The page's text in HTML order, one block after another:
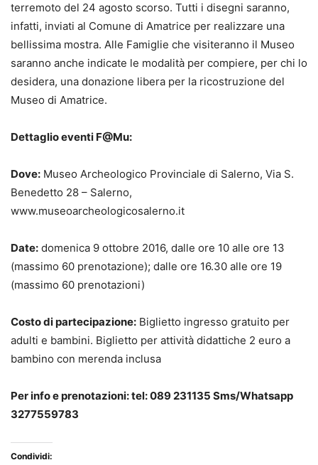
terremoto del 24 agosto scorso. Tutti i disegni saranno,
infatti, inviati al Comune di Amatrice per realizzare una
bellissima mostra. Alle Famiglie che visiteranno il Museo
saranno anche indicate le modalità per compiere, per chi lo
desidera, una donazione libera per la ricostruzione del
Museo di Amatrice.
Dettaglio eventi F@Mu:
Dove: Museo Archeologico Provinciale di Salerno, Via S.
Benedetto 28 – Salerno,
www.museoarcheologicosalerno.it
Date: domenica 9 ottobre 2016, dalle ore 10 alle ore 13
(massimo 60 prenotazione); dalle ore 16.30 alle ore 19
(massimo 60 prenotazioni)
Costo di partecipazione: Biglietto ingresso gratuito per
adulti e bambini. Biglietto per attività didattiche 2 euro a
bambino con merenda inclusa
Per info e prenotazioni: tel: 089 231135 Sms/Whatsapp
3277559783
Condividi: